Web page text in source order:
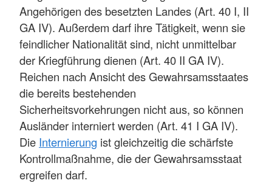
Angehörigen des besetzten Landes (Art. 40 I, II
GA IV). Außerdem darf ihre Tätigkeit, wenn sie
feindlicher Nationalität sind, nicht unmittelbar
der Kriegführung dienen (Art. 40 II GA IV).
Reichen nach Ansicht des Gewahrsamsstaates
die bereits bestehenden
Sicherheitsvorkehrungen nicht aus, so können
Ausländer interniert werden (Art. 41 I GA IV).
Die Internierung ist gleichzeitig die schärfste
Kontrollmaßnahme, die der Gewahrsamsstaat
ergreifen darf.